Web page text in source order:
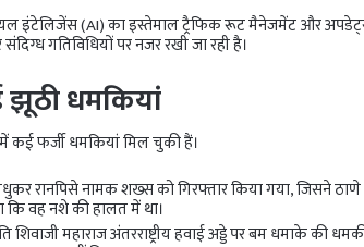
इंटेलिजेंस (AI) का इस्तेमाल ट्रैफिक रूट मैनेजमेंट और
गतिविधियों पर नजर रखी जा रही है।
झूठी धमकियां
फर्जी धमकियां मिल चुकी हैं।
रानपिसे नामक शख्स को गिरफ्तार किया गया, जिसने
वह नशे की हालत में था।
महाराज अंतरराष्ट्रीय हवाई अड्डे पर बम धमाके की